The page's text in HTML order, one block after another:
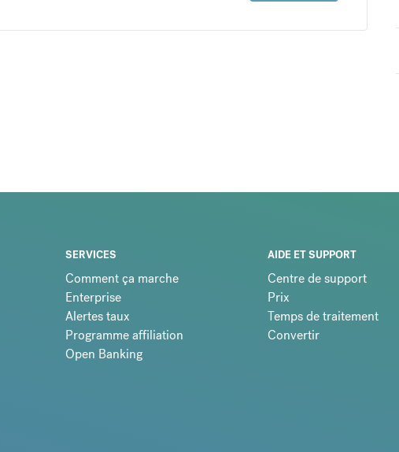
SERVICES
Comment ça marche
Enterprise
Alertes taux
Programme affiliation
Open Banking
AIDE ET SUPPORT
Centre de support
Prix
Temps de traitement
Convertir